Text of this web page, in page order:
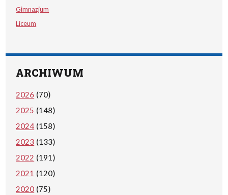
Gimnazjum
Liceum
ARCHIWUM
2026 (70)
2025 (148)
2024 (158)
2023 (133)
2022 (191)
2021 (120)
2020 (75)